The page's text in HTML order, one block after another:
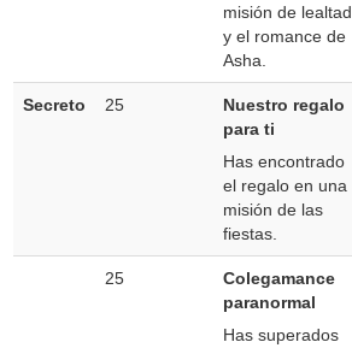
misión de lealtad
y el romance de
Asha.
Secreto 25
Nuestro regalo
para ti
Has encontrado
el regalo en una
misión de las
fiestas.
25
Colegamance
paranormal
Has superados